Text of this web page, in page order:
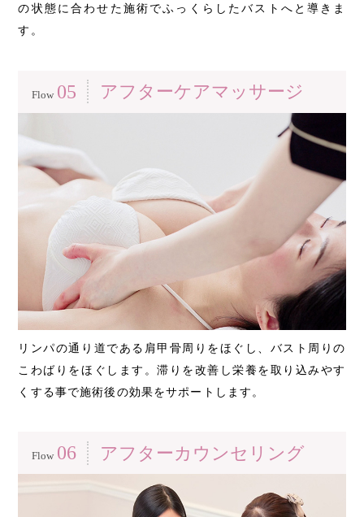
の状態に合わせた施術でふっくらしたバストへと導きま
す。
Flow 05 アフターケアマッサージ
リンパの通り道である肩甲骨周りをほぐし、バスト周りの
こわばりをほぐします。滞りを改善し栄養を取り込みやす
くする事で施術後の効果をサポートします。
Flow 06 アフターカウンセリング